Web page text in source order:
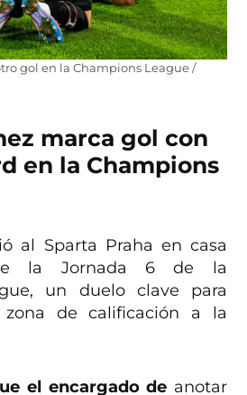
gol en la Champions League /
marca gol con
en la Champions
al Sparta Praha en casa
la Jornada 6 de la
un duelo clave para
zona de calificación a la
el encargado de anotar